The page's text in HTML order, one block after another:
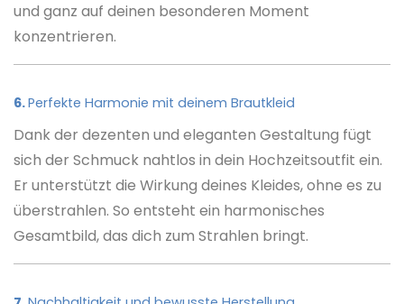
und ganz auf deinen besonderen Moment
konzentrieren.
6.Perfekte Harmonie mit deinem Brautkleid
Dank der dezenten und eleganten Gestaltung fügt
sich der Schmuck nahtlos in dein Hochzeitsoutfit ein.
Er unterstützt die Wirkung deines Kleides, ohne es zu
überstrahlen. So entsteht ein harmonisches
Gesamtbild, das dich zum Strahlen bringt.